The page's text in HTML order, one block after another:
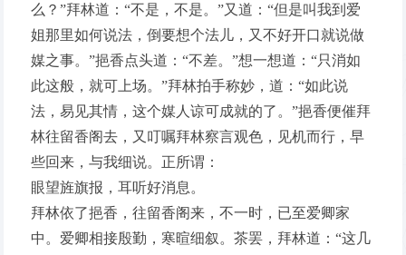
么？”拜林道：“不是，不是。”又道：“但是叫我到爱
姐那里如何说法，倒要想个法儿，又不好开口就说做
媒之事。”挹香点头道：“不差。”想一想道：“只消如
此这般，就可上场。”拜林拍手称妙，道：“如此说
法，易见其情，这个媒人谅可成就的了。”挹香便催拜
林往留香阁去，又叮嘱拜林察言观色，见机而行，早
些回来，与我细说。正所谓：
眼望旌旗报，耳听好消息。
拜林依了挹香，往留香阁来，不一时，已至爱卿家
中。爱卿相接殷勤，寒暄细叙。茶罢，拜林道：“这几